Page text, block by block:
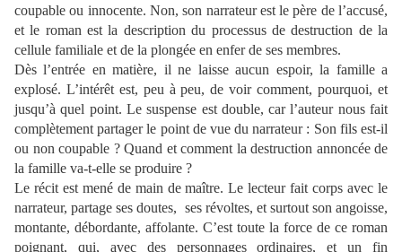
coupable ou innocente. Non, son narrateur est le père de l’accusé,
et le roman est la description du processus de destruction de la
cellule familiale et de la plongée en enfer de ses membres.
Dès l’entrée en matière, il ne laisse aucun espoir, la famille a
explosé. L’intérêt est, peu à peu, de voir comment, pourquoi, et
jusqu’à quel point. Le suspense est double, car l’auteur nous fait
complètement partager le point de vue du narrateur : Son fils est-il
ou non coupable ? Quand et comment la destruction annoncée de
la famille va-t-elle se produire ?
Le récit est mené de main de maître. Le lecteur fait corps avec le
narrateur, partage ses doutes, ses révoltes, et surtout son angoisse,
montante, débordante, affolante. C’est toute la force de ce roman
poignant, qui, avec des personnages ordinaires, et un fin